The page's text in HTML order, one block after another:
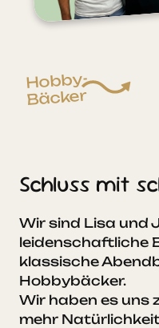
Hobby-
Bäcker
Schluss mit
Wir sind Lisa und
leidenschaftliche
klassische
Hobbybäcker.
Wir haben es uns
mehr